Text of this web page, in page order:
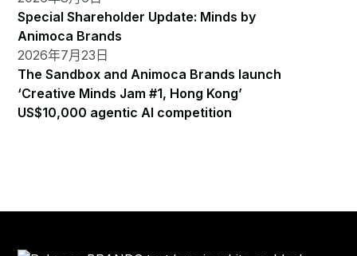
Special Shareholder Update: Minds by
Animoca Brands
2026年7月23日
The Sandbox and Animoca Brands launch
‘Creative Minds Jam #1, Hong Kong’
US$10,000 agentic AI competition